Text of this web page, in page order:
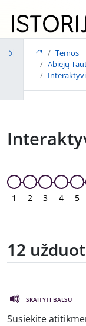
Temos
Abiejų
1 2 3 4 5
12
SKAITYTI BALSU
Susiekite